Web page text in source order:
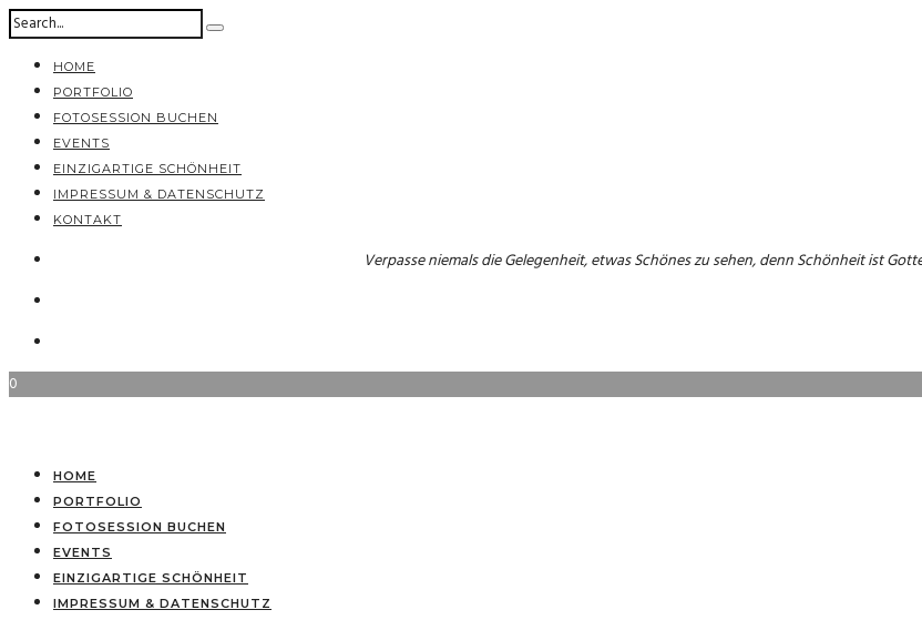
HOME
PORTFOLIO
FOTOSESSION BUCHEN
EVENTS
EINZIGARTIGE SCHÖNHEIT
IMPRESSUM & DATENSCHUTZ
KONTAKT
Verpasse niemals die Gelegenheit, etwas Schönes zu sehen, denn Schönheit ist
0
HOME
PORTFOLIO
FOTOSESSION BUCHEN
EVENTS
EINZIGARTIGE SCHÖNHEIT
IMPRESSUM & DATENSCHUTZ